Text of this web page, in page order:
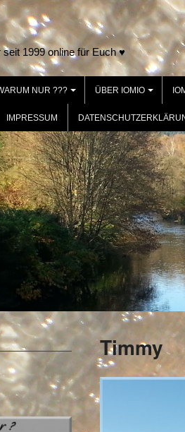
1999 online für Euch ♥
NUR ??? ÜBER IOMIO
IMPRESSUM
Timmy